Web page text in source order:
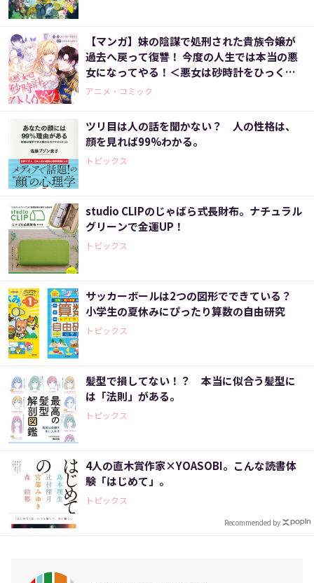
【マンガ】妹の陰謀で処刑された貴族令嬢が
過去へ戻って復讐！ 今度の人生では本当の悪
女になってやる！＜悪女は砂時計をひっくり
返す 1話＞
アニメ・コミック
ツリ目は人の話を聞かない？ 人の性格は、
顔を見れば99%わかる。
トピックス
studio CLIPのじゃばら式長財布。ナチュラル
グリーンで金運UP！
トピックス
サッカーボールは2つの図形でできている？
小学生の夏休みにぴったり算数の自由研究
トピックス
髪型で損してない！？ 本当に似合う髪型に
は「法則」がある。
トピックス
4人の直木賞作家×YOASOBI。こんな読書体
験「はじめて」。
トピックス
Recommended by